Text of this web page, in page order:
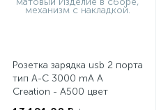
Розетка зарядка usb 2 порта
тип А-С 3000 mA A
Creation - A500 цвет